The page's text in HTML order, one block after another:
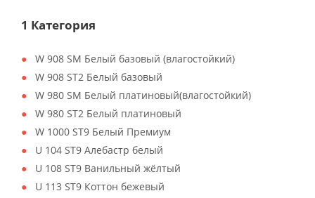
1 Категория
W 908 SM Белый базовый (влагостойкий)
W 908 ST2 Белый базовый
W 980 SM Белый платиновый(влагостойкий)
W 980 ST2 Белый платиновый
W 1000 ST9 Белый Премиум
U 104 ST9 Алебастр белый
U 108 ST9 Ванильный жёлтый
U 113 ST9 Коттон бежевый